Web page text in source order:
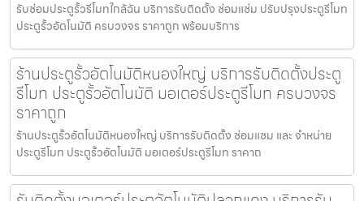
รับซ่อมประตูรั้วรีโมทใกล้ฉัน บริการรับติดตั้ง ซ่อมแซ่ม ปรับปรุงประตูรีโมท
ประตูรั้วอัตโนมัติ ครบวงจร ราคาถูก พร้อมบริการ
ร้านประตูรั้วอัตโนมัติหนองใหญ่ บริการรับติดตั้งประตู
รีโมท ประตูรั้วอัตโนมัติ มอเตอร์ประตูรีโมท ครบวงจร
ราคาถูก
ร้านประตูรั้วอัตโนมัติหนองใหญ่ บริการรับติดตั้ง ซ่อมแซม และ จำหน่าย
ประตูรีโมท ประตูรั้วอัตโนมัติ มอเตอร์ประตูรีโมท ราคาถ